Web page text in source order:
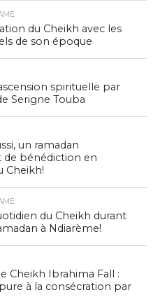
du Cheikh avec les
de son époque
spirituelle par
Serigne Touba
un ramadan
de bénédiction en
Cheikh!
du Cheikh durant
à Ndiarème!
Cheikh Ibrahima Fall :
à la consécration par